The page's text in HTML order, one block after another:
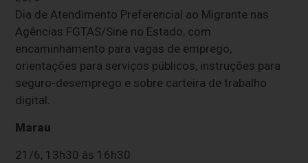
Dia de Atendimento Preferencial ao Migrante nas
Agências FGTAS/Sine no Estado, com
encaminhamento para vagas de emprego,
orientações para serviços públicos, instruções para
seguro-desemprego e sobre carteira de trabalho
digital.
Marau
21/6, 13h30 às 16h30